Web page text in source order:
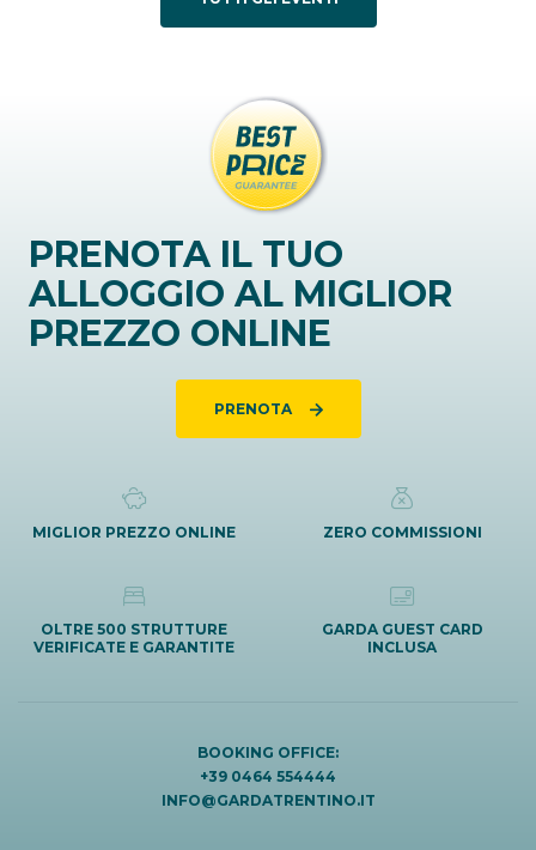
PRENOTA IL TUO
ALLOGGIO AL MIGLIOR
PREZZO ONLINE
PRENOTA
MIGLIOR PREZZO ONLINE ZERO COMMISSIONI
OLTRE 500 STRUTTURE
VERIFICATE E GARANTITE
GARDA GUEST CARD
INCLUSA
BOOKING OFFICE:
+39 0464 554444
INFO@GARDATRENTINO.IT